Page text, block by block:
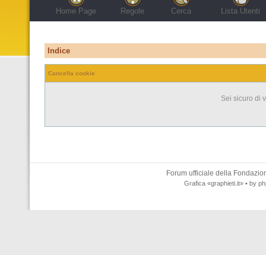
Home Page Regole Cerca Lista Utenti
Indice
Cancella cookie
Sei sicuro di
Forum ufficiale della
Grafica «graphieti.it» • by